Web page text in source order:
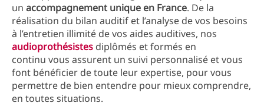
un accompagnement unique en France. De la
réalisation du bilan auditif et l’analyse de vos besoins
à l’entretien illimité de vos aides auditives, nos
audioprothésistes diplômés et formés en
continu vous assurent un suivi personnalisé et vous
font bénéficier de toute leur expertise, pour vous
permettre de bien entendre pour mieux comprendre,
en toutes situations.